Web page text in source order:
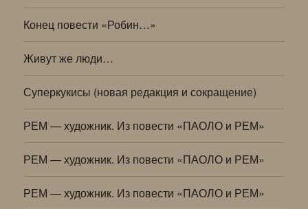
Конец повести «Робин…»
Живут же люди…
Суперкукисы (новая редакция и сокращение)
РЕМ — художник. Из повести «ПАОЛО и РЕМ»
РЕМ — художник. Из повести «ПАОЛО и РЕМ»
РЕМ — художник. Из повести «ПАОЛО и РЕМ»